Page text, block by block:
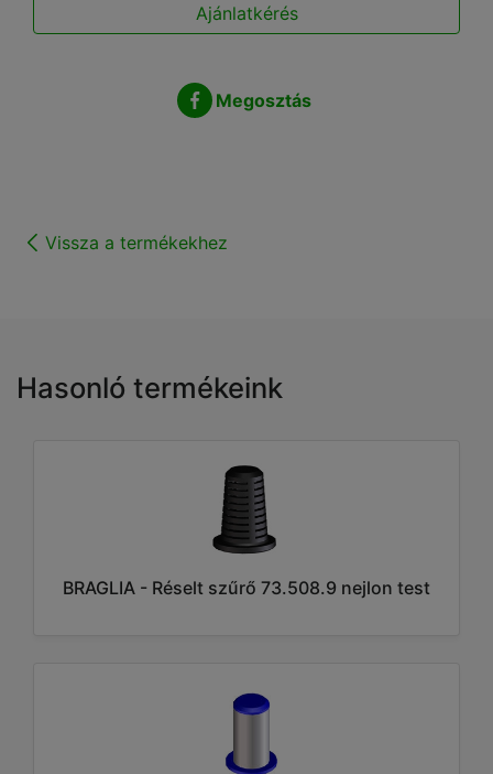
Ajánlatkérés
Megosztás
Vissza a termékekhez
Hasonló termékeink
BRAGLIA - Réselt szűrő 73.508.9 nejlon test